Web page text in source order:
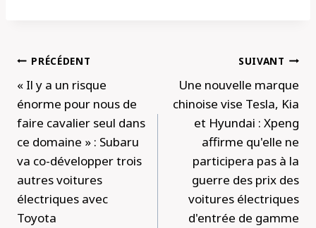
Navigation
de
l’article
PRÉCÉDENT
« Il y a un risque
énorme pour nous de
faire cavalier seul dans
ce domaine » : Subaru
va co-développer trois
autres voitures
électriques avec
Toyota
SUIVANT
Une nouvelle marque
chinoise vise Tesla, Kia
et Hyundai : Xpeng
affirme qu'elle ne
participera pas à la
guerre des prix des
voitures électriques
d'entrée de gamme